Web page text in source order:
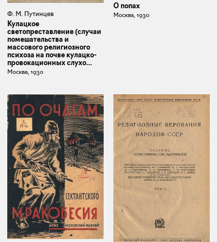
Ф. М. Путинцев
Кулацкое
светопреставление (случаи
помешательства и
массового религиозного
психоза на почве кулацко-
провокационных слухо...
Москва, 1930
О попах
Москва, 1930